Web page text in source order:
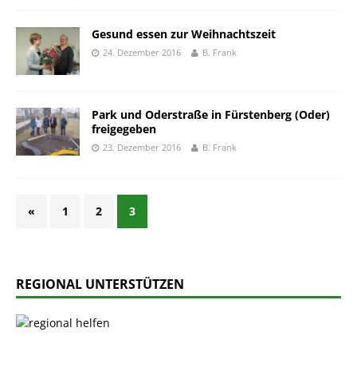
Gesund essen zur Weihnachtszeit
24. Dezember 2016 B. Frank
Park und Oderstraße in Fürstenberg (Oder)
freigegeben
23. Dezember 2016 B. Frank
« 1 2 3
REGIONAL UNTERSTÜTZEN